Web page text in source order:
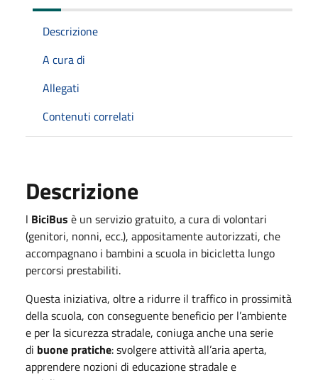
Descrizione
A cura di
Allegati
Contenuti correlati
Descrizione
l BiciBus è un servizio gratuito, a cura di volontari
(genitori, nonni, ecc.), appositamente autorizzati, che
accompagnano i bambini a scuola in bicicletta lungo
percorsi prestabiliti.
Questa iniziativa, oltre a ridurre il traffico in prossimità
della scuola, con conseguente beneficio per l’ambiente
e per la sicurezza stradale, coniuga anche una serie
di buone pratiche: svolgere attività all’aria aperta,
apprendere nozioni di educazione stradale e